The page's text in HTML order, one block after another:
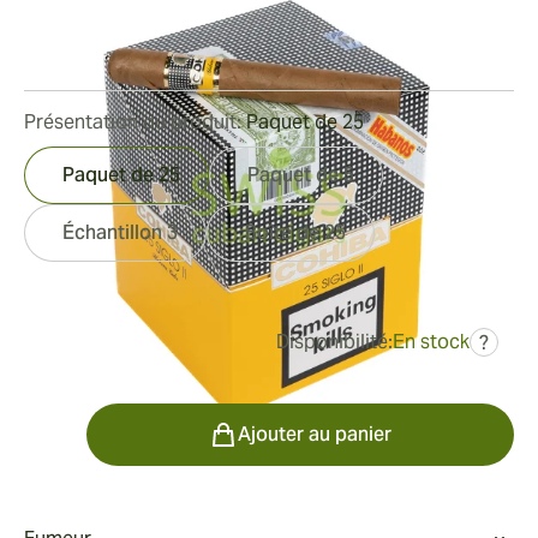
Longueur:
10Commentaires
était527,60 €
Disponibilité:En stock ?
Présentation du produit:Paquet de 25
Paquet de 25 Paquet de 5
Échantillon 3 Boîte de 25
Ajouter au panier